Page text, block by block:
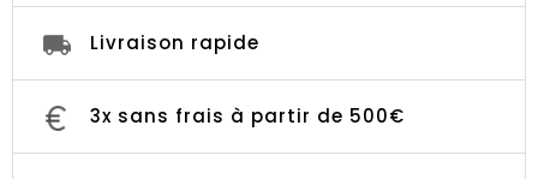
Livraison rapide
3x sans frais à partir de 500€